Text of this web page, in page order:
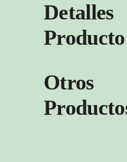
Detalles
Producto
Otros